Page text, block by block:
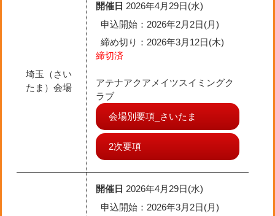
埼玉（さい
たま）会場
開催日 2026年4月29日(水)
申込開始：2026年2月2日(月)
締め切り ：2026年3月12日(木)
締切済
アテナアクアメイツスイミングク
ラブ
会場別要項_さいたま
2次要項
開催日 2026年4月29日(水)
申込開始：2026年3月2日(月)